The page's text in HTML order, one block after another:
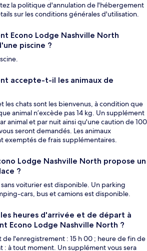
la politique d'annulation de l'hébergement
sur les conditions générales d'utilisation.
Econo Lodge Nashville North
piscine ?
accepte-t-il les animaux de
les chats sont les bienvenus, à condition que
animal n’excède pas 14 kg. Un supplément
animal et par nuit ainsi qu'une caution de 100
seront demandés. Les animaux
exemptés de frais supplémentaires.
Lodge Nashville North propose un
?
voiturier est disponible. Un parking
cars, bus et camions est disponible.
heures d'arrivée et de départ à
Econo Lodge Nashville North ?
l'enregistrement : 15 h 00 ; heure de fin de
: à tout moment. Un supplément vous sera